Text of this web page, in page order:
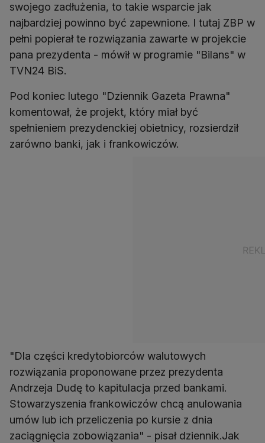
swojego zadłużenia, to takie wsparcie jak
najbardziej powinno być zapewnione. I tutaj ZBP w
pełni popierał te rozwiązania zawarte w projekcie
pana prezydenta - mówił w programie "Bilans" w
TVN24 BiS.
Pod koniec lutego "Dziennik Gazeta Prawna"
komentował, że projekt, który miał być
spełnieniem prezydenckiej obietnicy, rozsierdził
zarówno banki, jak i frankowiczów.
"Dla części kredytobiorców walutowych
rozwiązania proponowane przez prezydenta
Andrzeja Dudę to kapitulacja przed bankami.
Stowarzyszenia frankowiczów chcą anulowania
umów lub ich przeliczenia po kursie z dnia
zaciągnięcia zobowiązania" - pisał dziennik.Jak